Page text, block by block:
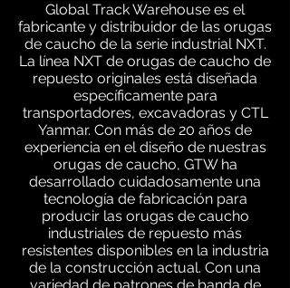
Global Track Warehouse es el
fabricante y distribuidor de las orugas
de caucho de la serie industrial NXT.
La línea NXT de orugas de caucho de
repuesto originales está diseñada
específicamente para
transportadores, excavadoras y CTL
Yanmar. Con más de 20 años de
experiencia en el diseño de nuestras
orugas de caucho, GTW ha
desarrollado cuidadosamente una
tecnología de fabricación para
producir las orugas de caucho
industriales de repuesto más
resistentes disponibles en la industria
de la construcción actual. Con una